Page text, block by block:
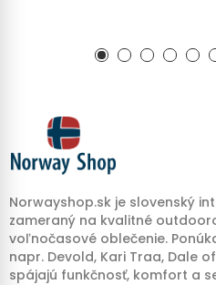
Norwayshop.sk je slovenský
zameraný na kvalitné
voľnočasové oblečenie.
napr. Devold, Kari Traa, Dale
spájajú funkčnosť, komfort a